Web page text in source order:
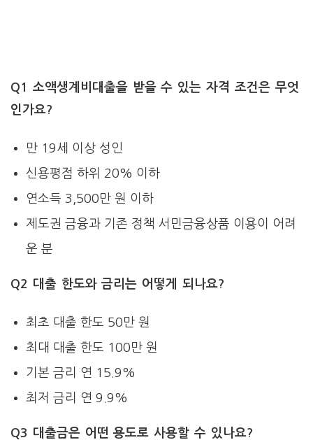
Q1 소액생계비대출을 받을 수 있는 자격 조건은 무엇
인가요?
만 19세 이상 성인
신용평점 하위 20% 이하
연소득 3,500만 원 이하
제도권 금융과 기존 정책 서민금융상품 이용이 어려
운 분
Q2 대출 한도와 금리는 어떻게 되나요?
최초 대출 한도 50만 원
최대 대출 한도 100만 원
기본 금리 연 15.9%
최저 금리 연 9.9%
Q3 대출금은 어떤 용도로 사용할 수 있나요?